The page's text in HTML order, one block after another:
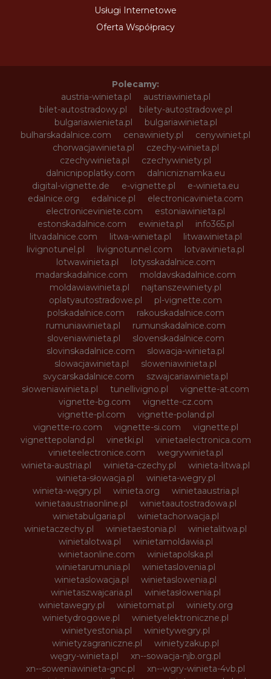
Usługi Internetowe
Oferta Współpracy
Polecamy:
austria-winieta.pl
austriawinieta.pl
bilet-autostradowy.pl
bilety-autostradowe.pl
bulgariawienieta.pl
bulgariawinieta.pl
bulharskadalnice.com
cenawiniety.pl
cenywiniet.pl
chorwacjawinieta.pl
czechy-winieta.pl
czechywinieta.pl
czechywiniety.pl
dalnicnipoplatky.com
dalnicniznamka.eu
digital-vignette.de
e-vignette.pl
e-winieta.eu
edalnice.org
edalnice.pl
electronicavinieta.com
electroniceviniete.com
estoniawinieta.pl
estonskadalnice.com
ewinieta.pl
info365.pl
litvadalnice.com
litwa-winieta.pl
litwawinieta.pl
livignotunel.pl
livignotunnel.com
lotvawinieta.pl
lotwawinieta.pl
lotysskadalnice.com
madarskadalnice.com
moldavskadalnice.com
moldawiawinieta.pl
najtanszewiniety.pl
oplatyautostradowe.pl
pl-vignette.com
polskadalnice.com
rakouskadalnice.com
rumuniawinieta.pl
rumunskadalnice.com
sloveniawinieta.pl
slovenskadalnice.com
slovinskadalnice.com
slowacja-winieta.pl
slowacjawinieta.pl
sloweniawinieta.pl
svycarskadalnice.com
szwajcariawinieta.pl
słoweniawinieta.pl
tunellivigno.pl
vignette-at.com
vignette-bg.com
vignette-cz.com
vignette-pl.com
vignette-poland.pl
vignette-ro.com
vignette-si.com
vignette.pl
vignettepoland.pl
vinetki.pl
vinietaelectronica.com
vinieteelectronice.com
wegrywinieta.pl
winieta-austria.pl
winieta-czechy.pl
winieta-litwa.pl
winieta-słowacja.pl
winieta-wegry.pl
winieta-węgry.pl
winieta.org
winietaaustria.pl
winietaaustriaonline.pl
winietaautostradowa.pl
winietabulgaria.pl
winietachorwacja.pl
winietaczechy.pl
winietaestonia.pl
winietalitwa.pl
winietalotwa.pl
winietamoldawia.pl
winietaonline.com
winietapolska.pl
winietarumunia.pl
winietaslovenia.pl
winietaslowacja.pl
winietaslowenia.pl
winietaszwajcaria.pl
winietasłowenia.pl
winietawegry.pl
winietomat.pl
winiety.org
winietydrogowe.pl
winietyelektroniczne.pl
winietyestonia.pl
winietywegry.pl
winietyzagraniczne.pl
winietyzakup.pl
węgry-winieta.pl
xn--sowacja-njb.org.pl
xn--soweniawinieta-gnc.pl
xn--wgry-winieta-4vb.pl